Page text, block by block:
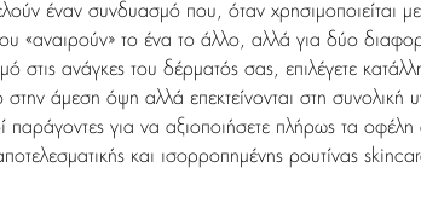
έναν συνδυασμό που, όταν χρησιμοποιείται
«αναιρούν» το ένα το άλλο, αλλά για δύο
ανάγκες του δέρματός σας, επιλέγετε
άμεση όψη αλλά επεκτείνονται στη
παράγοντες για να αξιοποιήσετε πλήρως τα
και ισορροπημένης ρουτίνας